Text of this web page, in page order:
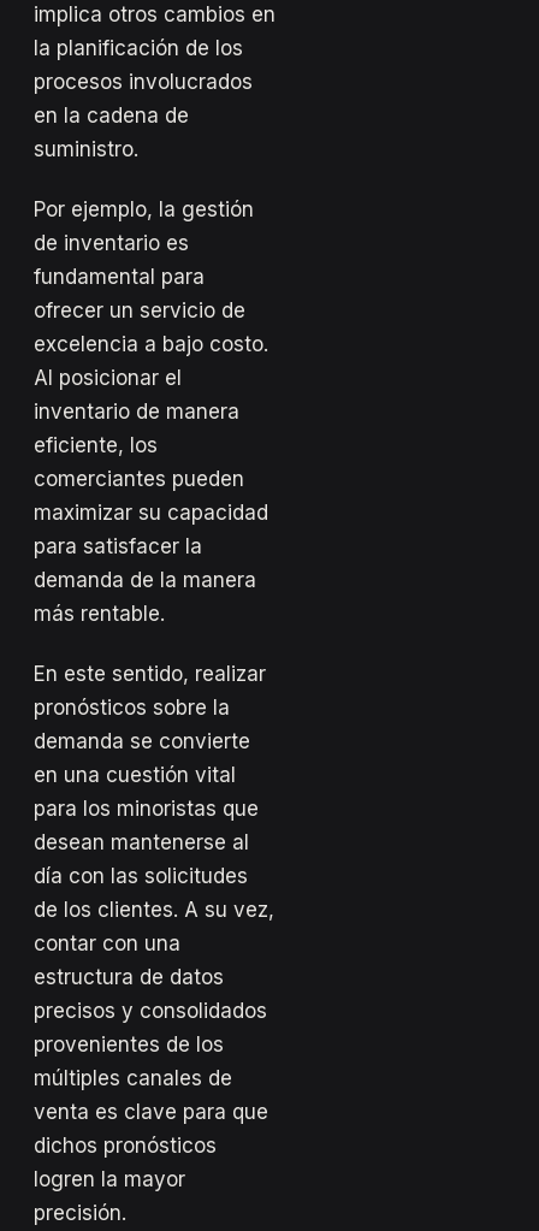
implica otros cambios en
la planificación de los
procesos involucrados
en la cadena de
suministro.
Por ejemplo, la gestión
de inventario es
fundamental para
ofrecer un servicio de
excelencia a bajo costo.
Al posicionar el
inventario de manera
eficiente, los
comerciantes pueden
maximizar su capacidad
para satisfacer la
demanda de la manera
más rentable.
En este sentido, realizar
pronósticos sobre la
demanda se convierte
en una cuestión vital
para los minoristas que
desean mantenerse al
día con las solicitudes
de los clientes. A su vez,
contar con una
estructura de datos
precisos y consolidados
provenientes de los
múltiples canales de
venta es clave para que
dichos pronósticos
logren la mayor
precisión.